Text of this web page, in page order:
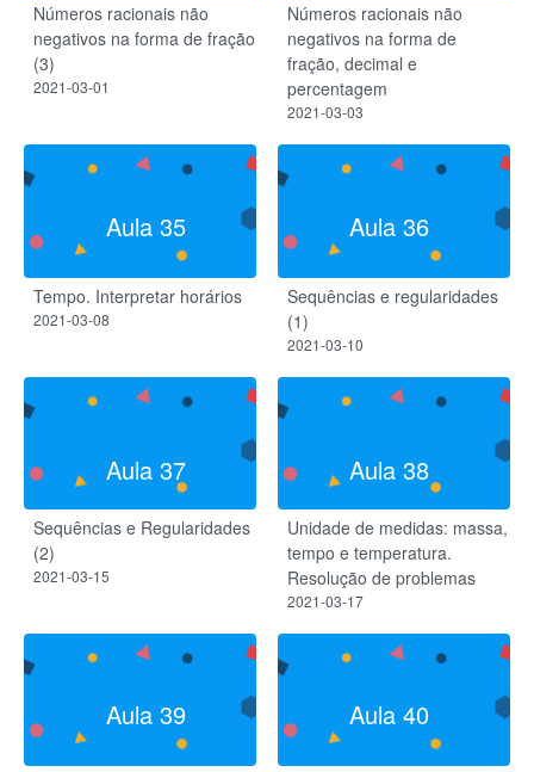
Números racionais não
negativos na forma de fração
(3)
2021-03-01
Números racionais não
negativos na forma de
fração, decimal e
percentagem
2021-03-03
Aula 35
Tempo. Interpretar horários
2021-03-08
Aula 36
Sequências e regularidades
(1)
2021-03-10
Aula 37
Sequências e Regularidades
(2)
2021-03-15
Aula 38
Unidade de medidas: massa,
tempo e temperatura.
Resolução de problemas
2021-03-17
Aula 39 Aula 40